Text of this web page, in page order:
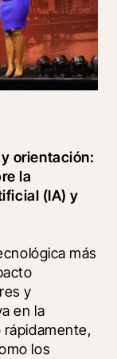
orientación:
la
(IA) y
más
y
en la
los